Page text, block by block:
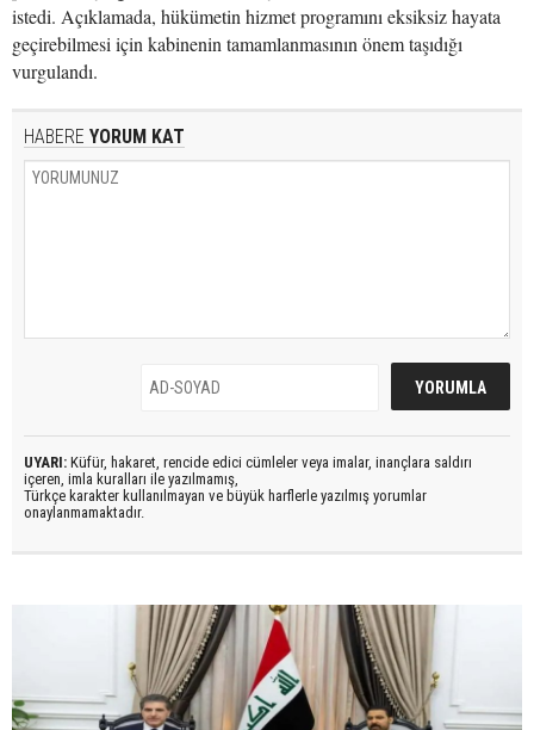
istedi. Açıklamada, hükümetin hizmet programını eksiksiz hayata
geçirebilmesi için kabinenin tamamlanmasının önem taşıdığı
vurgulandı.
HABERE YORUM KAT
UYARI: Küfür, hakaret, rencide edici cümleler veya imalar, inançlara saldırı
içeren, imla kuralları ile yazılmamış,
Türkçe karakter kullanılmayan ve büyük harflerle yazılmış yorumlar
onaylanmamaktadır.